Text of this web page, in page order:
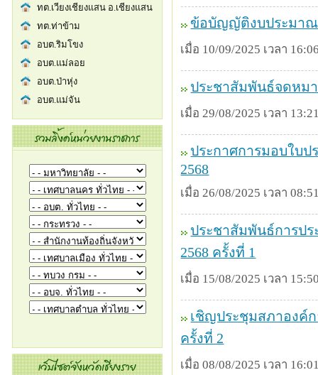
ข้อบัญญัติงบประมาณ
เมื่อ 10/09/2025 เวลา
ประชาสัมพันธ์จดหม
เมื่อ 29/08/2025 เวลา
ประกาศการมอบใบ
2568
เมื่อ 26/08/2025 เวลา
ประชาสัมพันธ์การป
2568 ครั้งที่ 1
เมื่อ 15/08/2025 เวลา
เชิญประชุมสภาองค์
ครั้งที่ 2
เมื่อ 08/08/2025 เวลา